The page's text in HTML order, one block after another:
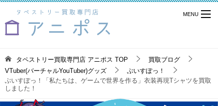
タペストリー買取専門店 アニポス TOP
買取ブログ
VTuber(バーチャルYouTuber)グッズ
ぶいすぽっ！
ぶいすぽっ！「私たちは、ゲームで世界を作る」衣装再現Tシャツを買取
しました！